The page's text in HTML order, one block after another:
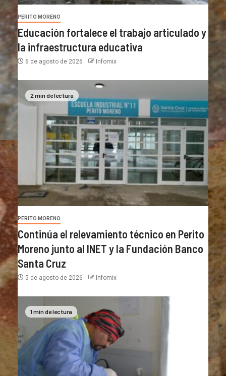
PERITO MORENO
Educación fortalece el trabajo articulado y
la infraestructura educativa
6 de agosto de 2026 Infomix
2 min de lectura
PERITO MORENO
Continúa el relevamiento técnico en Perito
Moreno junto al INET y la Fundación Banco
Santa Cruz
5 de agosto de 2026 Infomix
1 min de lectura